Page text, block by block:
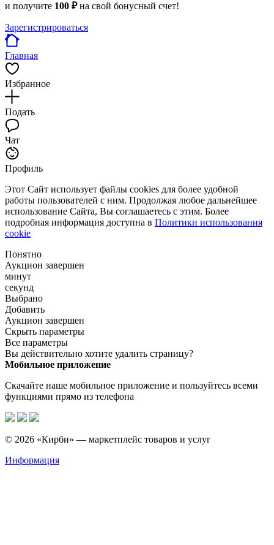
и получите 100 ₽на свой бонусный счет!
Зарегистрироваться
Главная
Избранное
Подать
Чат
Профиль
Этот Сайт использует файлы cookies для более удобной
работы пользователей с ним. Продолжая любое дальнейшее
использование Сайта, Вы соглашаетесь с этим. Более
подробная информация доступна в Политики использования
cookie
Понятно
Аукцион завершен
минут
секунд
Выбрано
Добавить
Аукцион завершен
Скрыть параметры
Все параметры
Вы действительно хотите удалить страницу?
Мобильное приложение
Скачайте наше мобильное приложение и пользуйтесь всеми
функциями прямо из телефона
© 2026 «Кирби» — маркетплейс товаров и услуг
Информация